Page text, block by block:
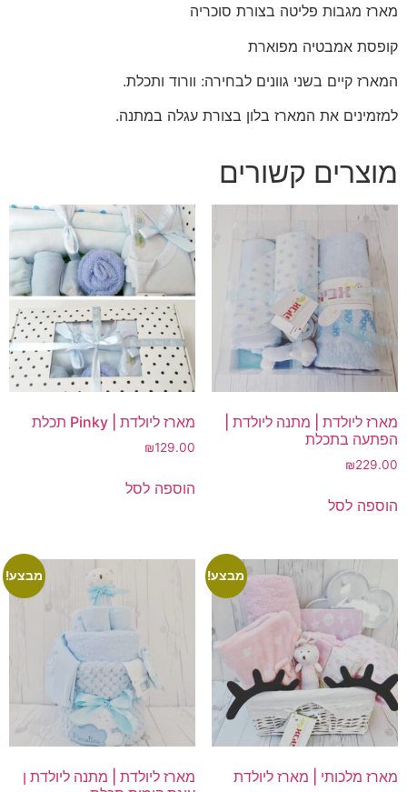
מארז מגבות פליטה בצורת סוכריה
קופסת אמבטיה מפוארת
המארז קיים בשני גוונים לבחירה: וורוד ותכלת.
למזמינים את המארז בלון בצורת עגלה במתנה.
מוצרים קשורים
מארז ליולדת | מתנה ליולדת |
הפתעה בתכלת
₪229.00
הוספה לסל
מארז ליולדת | Pinky תכלת
₪129.00
הוספה לסל
מבצע!
מארז מלכותי | מארז ליולדת
מבצע!
מארז ליולדת | מתנה ליולדת ן